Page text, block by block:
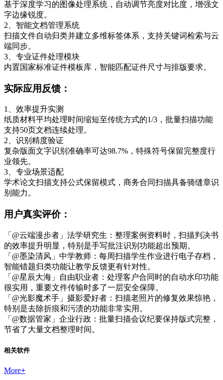
基于深度学习的图像处理系统，自动调节亮度对比度，增强文
字边缘锐度。
2、智能文档管理系统
扫描文件自动归类并建立多维标签体系，支持关键词检索与云
端同步。
3、专业证件处理模块
内置国家标准证件模板库，智能匹配证件尺寸与排版要求。
实际应用反馈：
1、效率提升实测
纸质材料平均处理时间缩短至传统方式的1/3，批量扫描功能
支持50页文档连续处理。
2、识别精度验证
复杂版面文字识别准确率可达98.7%，特殊符号保留完整度行
业领先。
3、专业场景适配
学术论文扫描支持公式保留模式，商务合同扫描具备骑缝章识
别能力。
用户真实评价：
「@云端漫步者」法学研究生：整理案例资料时，扫描判决书
的效率提升明显，特别是手写批注识别功能超出预期。
「@墨染清风」中学教师：每周扫描学生作业进行电子存档，
智能错题归类功能让教学反馈更有针对性。
「@星辰大海」自由职业者：处理客户合同时的自动水印功能
很实用，重要文件传输时多了一层安全保障。
「@光影魔术手」摄影爱好者：扫描老照片的修复效果惊艳，
特别是去除折痕和污渍的功能非常实用。
「@数据管家」企业行政：批量扫描会议纪要保持版式完整，
节省了大量文档整理时间。
相关软件
More+